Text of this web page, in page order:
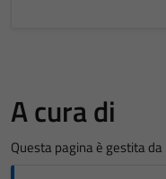
A cura di
Questa pagina è gestita da